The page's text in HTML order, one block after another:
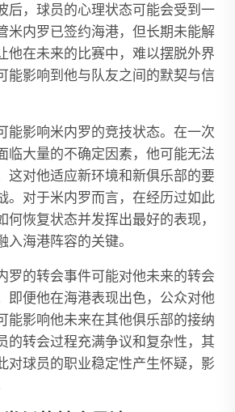
后，球员的心理状态可能会受到一
米内罗已签约海港，但长期未能解
他在未来的比赛中，难以摆脱外界
能影响到他与队友之间的默契与信
能影响米内罗的竞技状态。在一次
临大量的不确定因素，他可能无法
这对他适应新环境和新俱乐部的要
。对于米内罗而言，在经历过如此
何恢复状态并发挥出最好的表现，
海港阵容的关键。
罗的转会事件可能对他未来的转会
即便他在海港表现出色，公众对他
能影响他未来在其他俱乐部的接纳
的转会过程充满争议和复杂性，其
对球员的职业稳定性产生怀疑，影